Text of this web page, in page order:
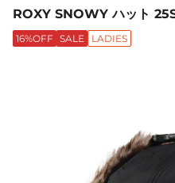
ROXY SNOWY ハット
16%OFF SALE LADIES